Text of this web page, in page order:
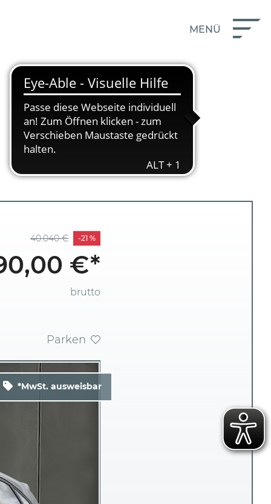
MENÜ
40.040 € -21 %
€*
brutto
Parken
*MwSt. ausweisbar